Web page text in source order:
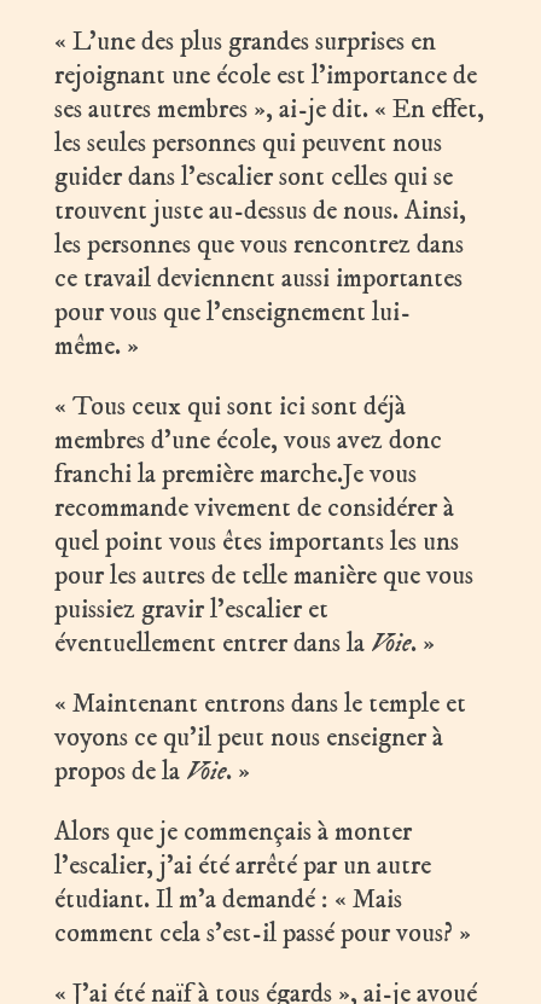
« L’une des plus grandes surprises en
rejoignant une école est l’importance de
ses autres membres », ai-je dit. « En effet,
les seules personnes qui peuvent nous
guider dans l’escalier sont celles qui se
trouvent juste au-dessus de nous. Ainsi,
les personnes que vous rencontrez dans
ce travail deviennent aussi importantes
pour vous que l’enseignement lui-
même. »
« Tous ceux qui sont ici sont déjà
membres d’une école, vous avez donc
franchi la première marche.Je vous
recommande vivement de considérer à
quel point vous êtes importants les uns
pour les autres de telle manière que vous
puissiez gravir l’escalier et
éventuellement entrer dans la Voie. »
« Maintenant entrons dans le temple et
voyons ce qu’il peut nous enseigner à
propos de la Voie. »
Alors que je commençais à monter
l’escalier, j’ai été arrêté par un autre
étudiant. Il m’a demandé : « Mais
comment cela s’est-il passé pour vous? »
« J’ai été naïf à tous égards », ai-je avoué